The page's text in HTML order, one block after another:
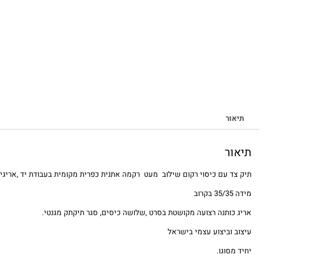
תיאור
תיאור
תיק צד עם כיסוי רקום שילוב מעט רקמה אתנית כפרית מקומית בעבודת יד
מידה 35/35 בקרוב
אריג כותנה רצועה מקושטת בסרט ,שלושה כיסים, סגר תיקתק מגנטי.
עיצוב וביצוע עצמי בישראל
יחיד מסוגו.